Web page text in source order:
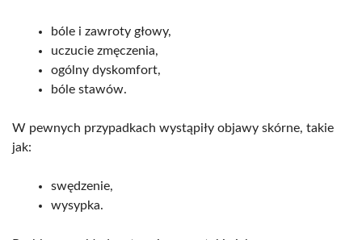
bóle i zawroty głowy,
uczucie zmęczenia,
ogólny dyskomfort,
bóle stawów.
W pewnych przypadkach wystąpiły objawy skórne, takie
jak:
swędzenie,
wysypka.